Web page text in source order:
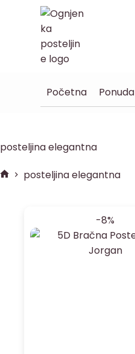
Početna Ponuda
posteljina elegantna
posteljina elegantna
-8%